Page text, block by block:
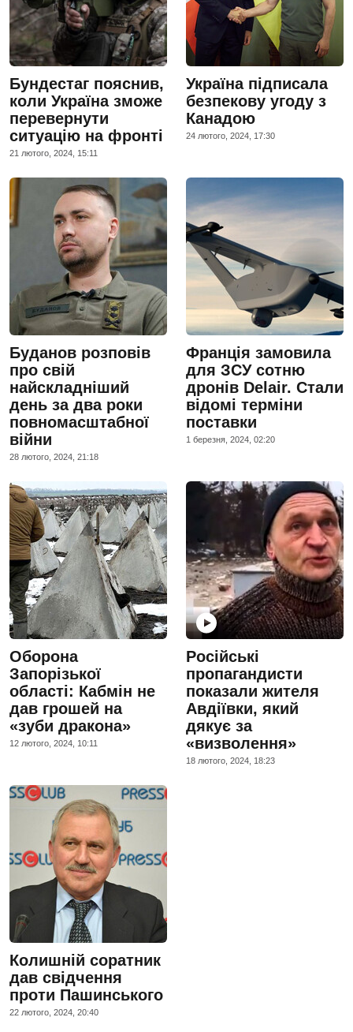
Бундестаг пояснив,
коли Україна зможе
перевернути
ситуацію на фронті
21 лютого, 2024, 15:11
Україна підписала
безпекову угоду з
Канадою
24 лютого, 2024, 17:30
Буданов розповів
про свій
найскладніший
день за два роки
повномасштабної
війни
28 лютого, 2024, 21:18
Франція замовила
для ЗСУ сотню
дронів Delair. Стали
відомі терміни
поставки
1 березня, 2024, 02:20
Оборона
Запорізької
області: Кабмін не
дав грошей на
«зуби дракона»
12 лютого, 2024, 10:11
Російські
пропагандисти
показали жителя
Авдіївки, який
дякує за
«визволення»
18 лютого, 2024, 18:23
Колишній соратник
дав свідчення
проти Пашинського
22 лютого, 2024, 20:40